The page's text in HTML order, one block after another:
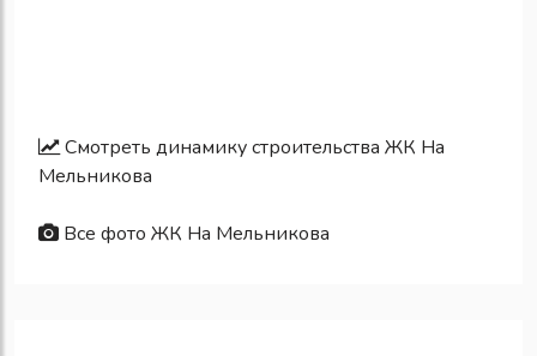
Смотреть динамику строительства ЖК На
Мельникова
Все фото ЖК На Мельникова